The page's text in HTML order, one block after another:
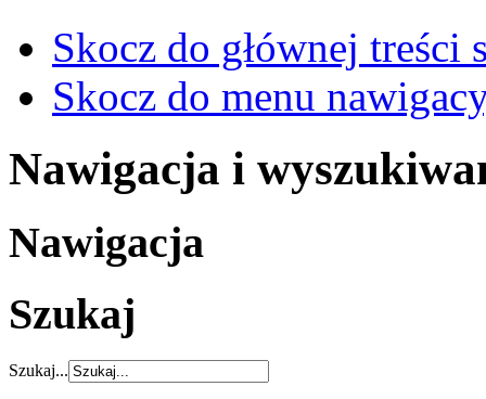
Skocz do głównej treści
Skocz do menu
Nawigacja i
Nawigacja
Szukaj
Szukaj...